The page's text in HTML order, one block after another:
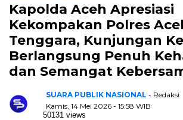
Kapolda Aceh Apresiasi
Kekompakan Polres
Tenggara, Kunjungan
Berlangsung Penuh
dan Semangat
SUARA PUBLIK NASIONAL - Redaksi
Kamis, 14 Mei 2026 - 15:58 WIB
50131 views